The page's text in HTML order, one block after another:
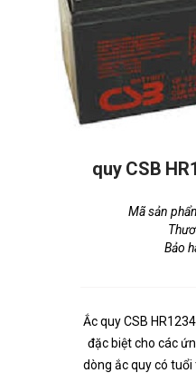
quy CSB
Mã sản
Bảo
Ắc quy CSB
đặc biệt cho các
dòng ắc quy có